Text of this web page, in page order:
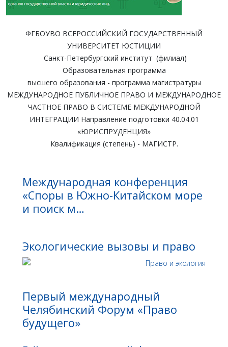
ФГБОУВО ВСЕРОССИЙСКИЙ ГОСУДАРСТВЕННЫЙ
УНИВЕРСИТЕТ ЮСТИЦИИ
Санкт-Петербургский институт (филиал)
Образовательная программа
высшего образования - программа магистратуры
МЕЖДУНАРОДНОЕ ПУБЛИЧНОЕ ПРАВО И МЕЖДУНАРОДНОЕ
ЧАСТНОЕ ПРАВО В СИСТЕМЕ МЕЖДУНАРОДНОЙ
ИНТЕГРАЦИИ Направление подготовки 40.04.01
«ЮРИСПРУДЕНЦИЯ»
Квалификация (степень) - МАГИСТР.
Международная конференция
«Споры в Южно-Китайском море
и поиск м…
Экологические вызовы и право
Первый международный
Челябинский Форум «Право
будущего»